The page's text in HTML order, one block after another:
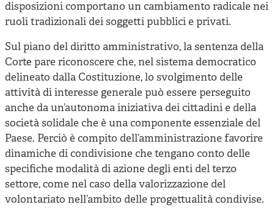
disposizioni comportano un cambiamento radicale nei
ruoli tradizionali dei soggetti pubblici e privati.
Sul piano del diritto amministrativo, la sentenza della
Corte pare riconoscere che, nel sistema democratico
delineato dalla Costituzione, lo svolgimento delle
attività di interesse generale può essere perseguito
anche da un’autonoma iniziativa dei cittadini e della
società solidale che è una componente essenziale del
Paese. Perciò è compito dell’amministrazione favorire
dinamiche di condivisione che tengano conto delle
specifiche modalità di azione degli enti del terzo
settore, come nel caso della valorizzazione del
volontariato nell’ambito delle progettualità condivise.